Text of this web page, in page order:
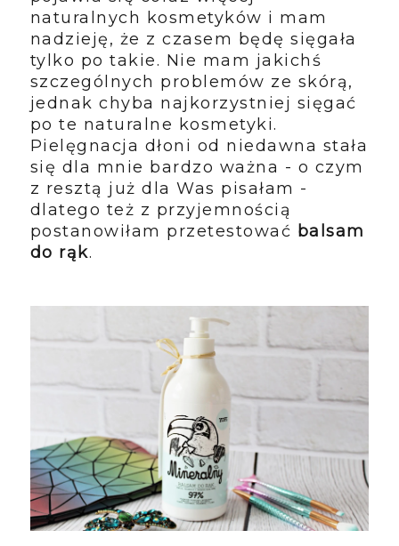
naturalnych kosmetyków i mam
nadzieję, że z czasem będę sięgała
tylko po takie. Nie mam jakichś
szczególnych problemów ze skórą,
jednak chyba najkorzystniej sięgać
po te naturalne kosmetyki.
Pielęgnacja dłoni od niedawna stała
się dla mnie bardzo ważna - o czym
z resztą już dla Was pisałam -
dlatego też z przyjemnością
postanowiłam przetestować balsam
do rąk.